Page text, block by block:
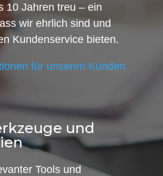
10 Jahren treu – ein
wir ehrlich sind und
Kundenservice bieten.
für unseren Kunden
und
Tools und